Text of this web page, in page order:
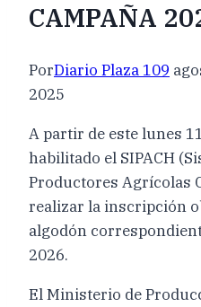
CAMPAÑA
PorDiario Plaza 109
2025
A partir de este lunes
habilitado el SIPACH
Productores Agrícolas
realizar la inscripción
algodón
2026.
El Ministerio de